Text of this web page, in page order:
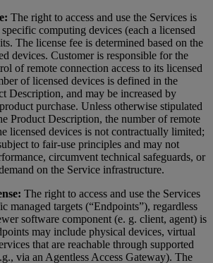
The right to access and use the Services is
computing devices (each a licensed
The license fee is determined based on the
devices. Customer is responsible for the
of remote connection access to its licensed
of licensed devices is defined in the
Description, and may be increased by
purchase. Unless otherwise stipulated
Product Description, the number of remote
licensed devices is not contractually limited;
to fair-use principles and may not
circumvent technical safeguards, or
on the Service infrastructure.
The right to access and use the Services
managed targets (“Endpoints”), regardless
software component (e. g. client, agent) is
may include physical devices, virtual
that are reachable through supported
via an Agentless Access Gateway). The